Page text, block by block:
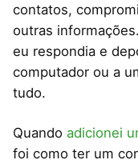
contatos,
outras
eu respondia e
computador ou a
tudo.
Quando adicionei
foi como ter um